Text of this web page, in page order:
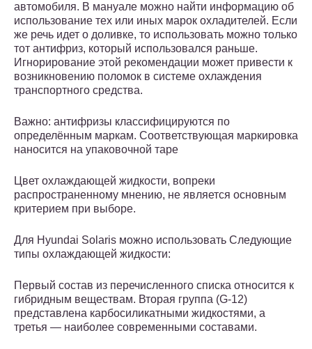
автомобиля. В мануале можно найти информацию об
использование тех или иных марок охладителей. Если
же речь идет о доливке, то использовать можно только
тот антифриз, который использовался раньше.
Игнорирование этой рекомендации может привести к
возникновению поломок в системе охлаждения
транспортного средства.
Важно: антифризы классифицируются по
определённым маркам. Соответствующая маркировка
наносится на упаковочной таре
Цвет охлаждающей жидкости, вопреки
распространенному мнению, не является основным
критерием при выборе.
Для Hyundai Solaris можно использовать Следующие
типы охлаждающей жидкости:
Первый состав из перечисленного списка относится к
гибридным веществам. Вторая группа (G-12)
представлена карбосиликатными жидкостями, а
третья — наиболее современными составами.